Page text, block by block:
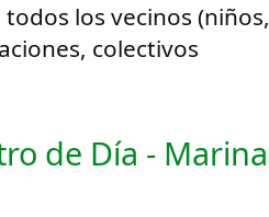
todos los vecinos
colectivos
de Día -